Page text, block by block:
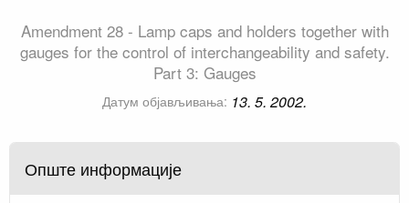
Amendment 28 - Lamp caps and holders together with
gauges for the control of interchangeability and safety.
Part 3: Gauges
Датум објављивања: 13. 5. 2002.
Опште информације